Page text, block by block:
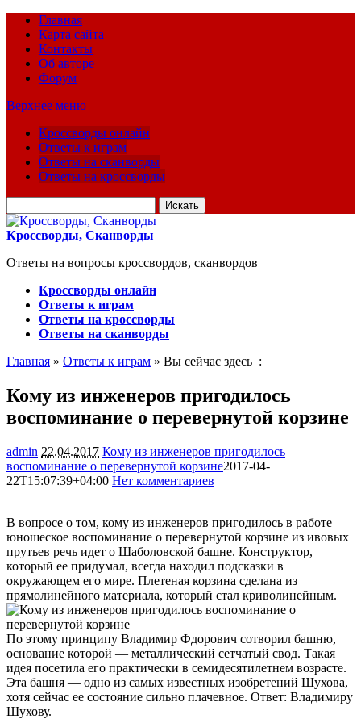
Главная
Карта сайта
Контакты
Об авторе
Форум
Верхнее меню
Кроссворды онлайн
Ответы к играм
Ответы на сканворды
Ответы на кроссворды
для:
Кроссворды, Сканворды
Ответы на вопросы кроссвордов, сканвордов
Кроссворды онлайн
Ответы к играм
Ответы на кроссворды
Ответы на сканворды
Главная » Ответы к играм » Вы сейчас здесь :
Кому из инженеров пригодилось
воспоминание о перевернутой корзине
admin 22.04.2017 Кому из инженеров пригодилось
воспоминание о перевернутой корзине2017-04-
22T15:07:39+04:00 Нет комментариев
В вопросе о том, кому из инженеров пригодилось в работе
юношеское воспоминание о перевернутой корзине из ивовых
прутьев речь идет о Шаболовской башне. Конструктор,
который ее придумал, всегда находил подсказки в
окружающем его мире. Плетеная корзина сделана из
прямолинейного материала, который стал криволинейным.
По этому принципу Владимир Фдорович сотворил башню,
основание которой — металлический сетчатый свод. Такая
идея посетила его практически в семидесятилетнем возрасте.
Эта башня — одно из самых известных изобретений Шухова,
хотя сейчас ее состояние сильно плачевное. Ответ: Владимиру
Шухову.